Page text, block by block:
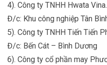
4). Công ty TNHH Hwata Vina.
Đ/c: Khu công nghiệp Tân
5). Công ty TNHH Tiến Tiến
Đ/c: Bến Cát – Bình Dương
6). Công ty cổ phần may